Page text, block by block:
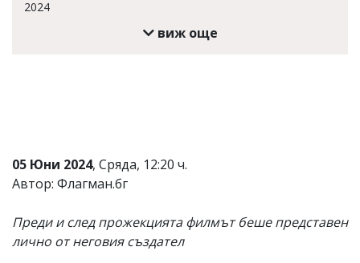
отговорност
ни!
2024
виж още
05 Юни 2024, Сряда, 12:20 ч.
Автор: Флагман.бг
Преди и след прожекцията филмът беше представен
лично от неговия създател